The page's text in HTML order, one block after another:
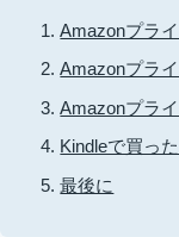
Amazonプラ
Amazonプラ
Amazonプラ
Kindleで買っ
最後に